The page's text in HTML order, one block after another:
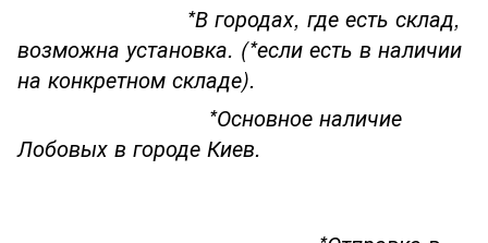
*В городах, где есть склад,
возможна установка. (*если есть в наличии
на конкретном складе).
*Основное наличие
Лобовых в городе Киев.